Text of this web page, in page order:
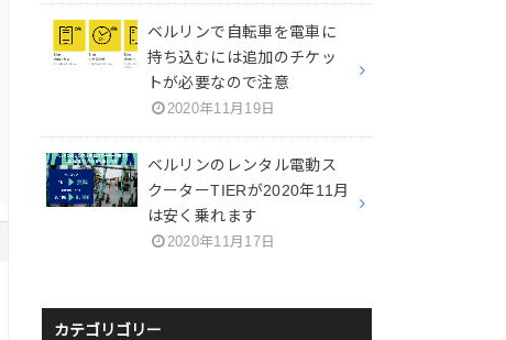
ベルリンで自転車を電車に
持ち込むには追加のチケッ
トが必要なので注意
2020年11月19日
ベルリンのレンタル電動ス
クーターTIERが2020年11月
は安く乗れます
2020年11月17日
カテゴリゴリー